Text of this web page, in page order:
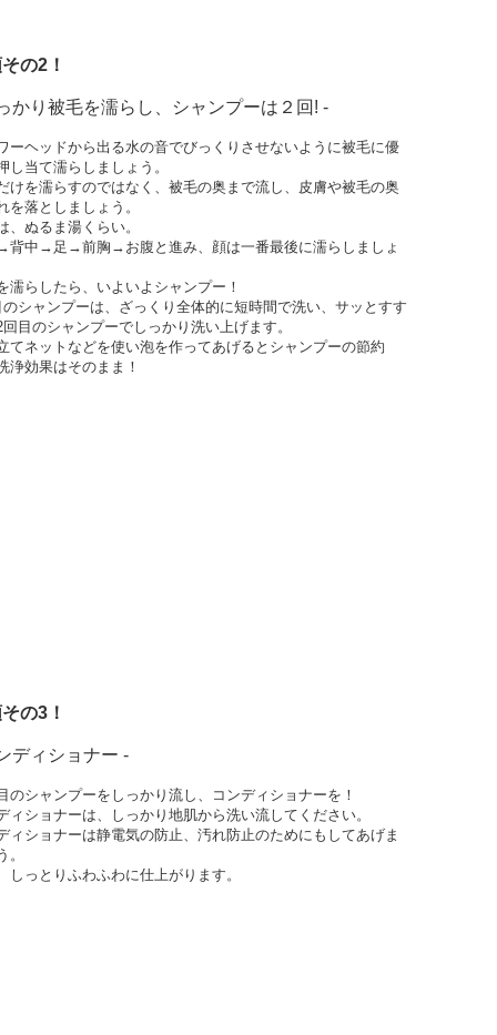
の2！
かり被毛を濡らし、シャンプーは２回! -
ーヘッドから出る水の音でびっくりさせないように被毛に優
し当て濡らしましょう。
けを濡らすのではなく、被毛の奥まで流し、皮膚や被毛の奥
を落としましょう。
、ぬるま湯くらい。
背中→足→前胸→お腹と進み、顔は一番最後に濡らしましょ
濡らしたら、いよいよシャンプー！
のシャンプーは、ざっくり全体的に短時間で洗い、サッとすす
回目のシャンプーでしっかり洗い上げます。
てネットなどを使い泡を作ってあげるとシャンプーの節約
浄効果はそのまま！
の3！
ディショナー -
のシャンプーをしっかり流し、コンディショナーを！
ィショナーは、しっかり地肌から洗い流してください。
ィショナーは静電気の防止、汚れ防止のためにもしてあげま
。
しっとりふわふわに仕上がります。